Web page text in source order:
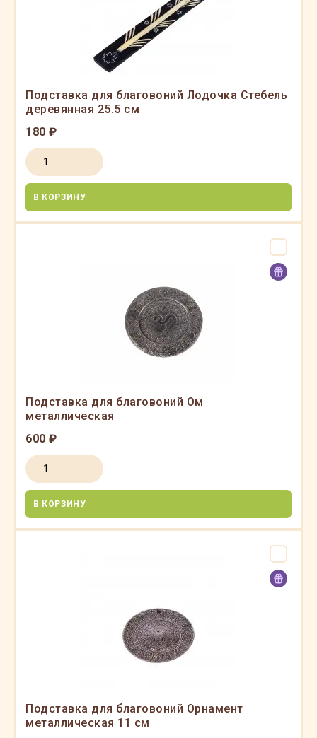
Подставка для благовоний Лодочка Стебель
деревянная 25.5 см
180 ₽
В КОРЗИНУ
Подставка для благовоний Ом
металлическая
600 ₽
В КОРЗИНУ
Подставка для благовоний Орнамент
металлическая 11 см